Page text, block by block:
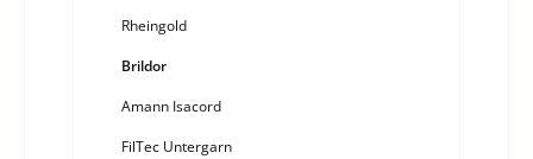
Rheingold
Brildor
Amann Isacord
FilTec Untergarn